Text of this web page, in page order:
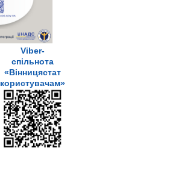
Viber-
спільнота
«Вінницястат
користувачам»